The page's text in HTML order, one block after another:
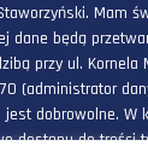
Mam
dane będą
przy ul. Kornela
(administrator
jest dobrowolne. W
dostępu do treści